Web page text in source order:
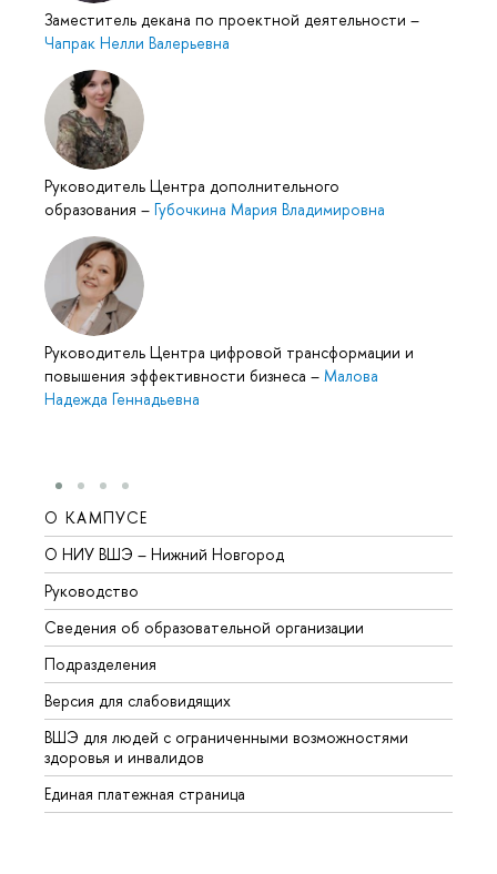
Заместитель декана по проектной деятельности –
Чапрак Нелли Валерьевна
Руководитель Центра дополнительного
образования – Губочкина Мария Владимировна
Руководитель Центра цифровой трансформации и
повышения эффективности бизнеса – Малова
Надежда Геннадьевна
О КАМПУСЕ
О НИУ ВШЭ – Нижний Новгород
Руководство
Сведения об образовательной организации
Подразделения
Версия для слабовидящих
ВШЭ для людей с ограниченными возможностями
здоровья и инвалидов
Единая платежная страница